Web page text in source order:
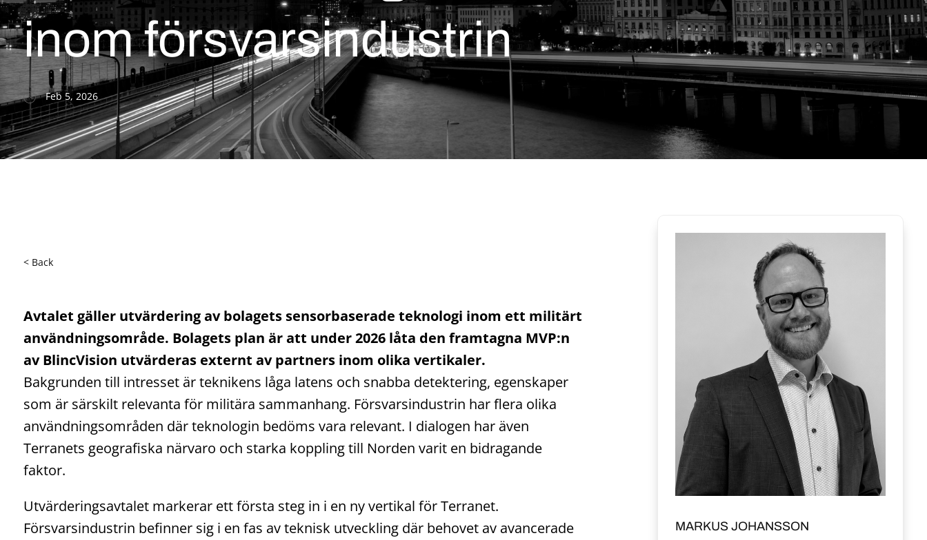
inom försvarsindustrin
Feb 5, 2026
< Back
Avtalet gäller utvärdering av bolagets sensorbaserade teknologi inom ett militärt
användningsområde. Bolagets plan är att under 2026 låta den framtagna MVP:n
av BlincVision utvärderas externt av partners inom olika vertikaler.
Bakgrunden till intresset är teknikens låga latens och snabba detektering, egenskaper
som är särskilt relevanta för militära sammanhang. Försvarsindustrin har flera olika
användningsområden där teknologin bedöms vara relevant. I dialogen har även
Terranets geografiska närvaro och starka koppling till Norden varit en bidragande
faktor.
Utvärderingsavtalet markerar ett första steg in i en ny vertikal för Terranet.
Försvarsindustrin befinner sig i en fas av teknisk utveckling där behovet av avancerade
MARKUS JOHANSSON